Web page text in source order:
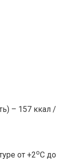
– 157 ккал /
от +2оС до